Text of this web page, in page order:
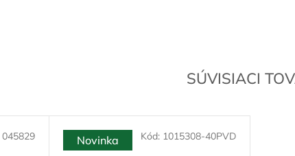
SÚVISIACI
045829 Novinka Kód: 1015308-40PVD